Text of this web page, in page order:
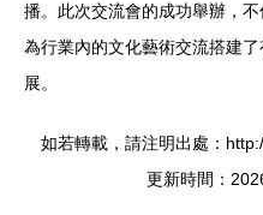
播。此次交流會的成功舉辦，
為行業內的文化藝術交流搭建
展。
如若轉載，請注明出處：
更新時間：